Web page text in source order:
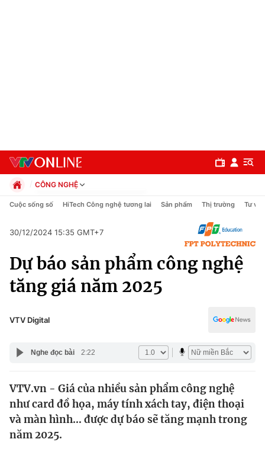
Chính trị
Thế giới
Tin tức
Kinh tế
CÔNG NGHỆ
Chính trị
Pháp luật
Thể thao
Truyền hình
Văn hóa - Giải trí
Đời sống
Giáo dục
Cuộc sống số HiTech Công nghệ tương lai Sản phẩm Thị trường Tư vấn
30/12/2024 15:35 GMT+7
Dự báo sản phẩm công nghệ
tăng giá năm 2025
VTV Digital
Nghe đọc bài 2:22
VTV.vn - Giá của nhiều sản phẩm công nghệ
như card đồ họa, máy tính xách tay, điện thoại
và màn hình… được dự báo sẽ tăng mạnh trong
năm 2025.